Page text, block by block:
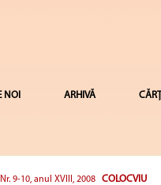
NOI ARHIVĂ
Nr. 9-10, anul XVIII, 2008 COLOCVIU